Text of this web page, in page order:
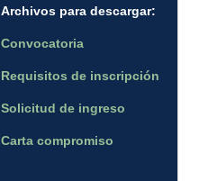
Archivos para descargar:
Convocatoria
Requisitos de inscripción
Solicitud de ingreso
Carta compromiso